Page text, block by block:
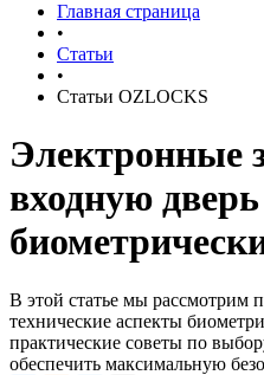
Главная страница
•
Статьи
•
Статьи OZLOCKS
Электронные
входную дверь
В этой статье мы рассмотрим
технические аспекты
практические советы по
обеспечить максимальную